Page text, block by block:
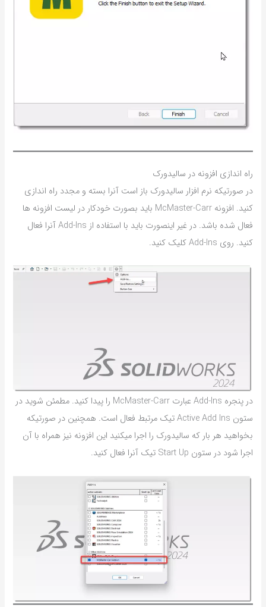
راه اندازی افزونه در سالیدورک
در صورتیکه نرم افزار سالیدورک باز است آنرا بسته و مجدد راه اندازی
کنید. افزونه McMaster-Carr باید بصورت خودکار در لیست افزونه ها
فعال شده باشد. در غیر اینصورت باید با استفاده از Add-Ins آنرا فعال
کنید. روی Add-Ins کلیک کنید.
در پنجره Add-Ins عبارت McMaster-Carr را پیدا کنید. مطمئن شوید در
ستون Active Add Ins تیک مرتبط فعال است. همچنین در صورتیکه
بخواهید هر بار که سالیدورک را اجرا میکنید این افزونه نیز همراه با آن
اجرا شود در ستون Start Up تیک آنرا فعال کنید.